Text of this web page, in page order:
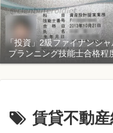
「投資」2級ファイナンシャ
プランニング技能士合格程
ようやく初心者「資産形
賃貸不動